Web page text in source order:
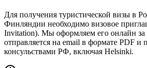
Для получения туристической визы в
Финляндии необходимо визовое
Invitation). Мы оформляем его онлайн
отправляется на email в формате PDF и
консульствами РФ, включая Helsinki.